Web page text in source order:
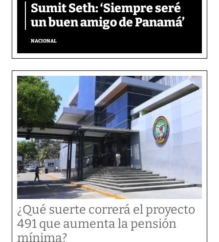
Sumit Seth: ‘Siempre seré
un buen amigo de Panamá’
NACIONAL
¿Qué suerte correrá el proyecto
491 que aumenta la pensión
mínima?